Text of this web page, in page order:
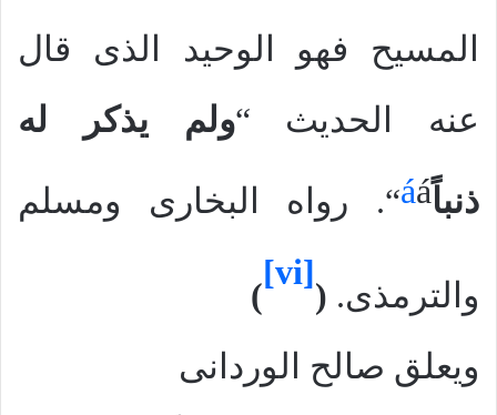
المسيح فهو الوحيد الذى قال
عنه الحديث “ولم يذكر له
ذنباً áá “. رواه البخارى ومسلم
والترمذى.
(
[vi]
)
ويعلق صالح الوردانى